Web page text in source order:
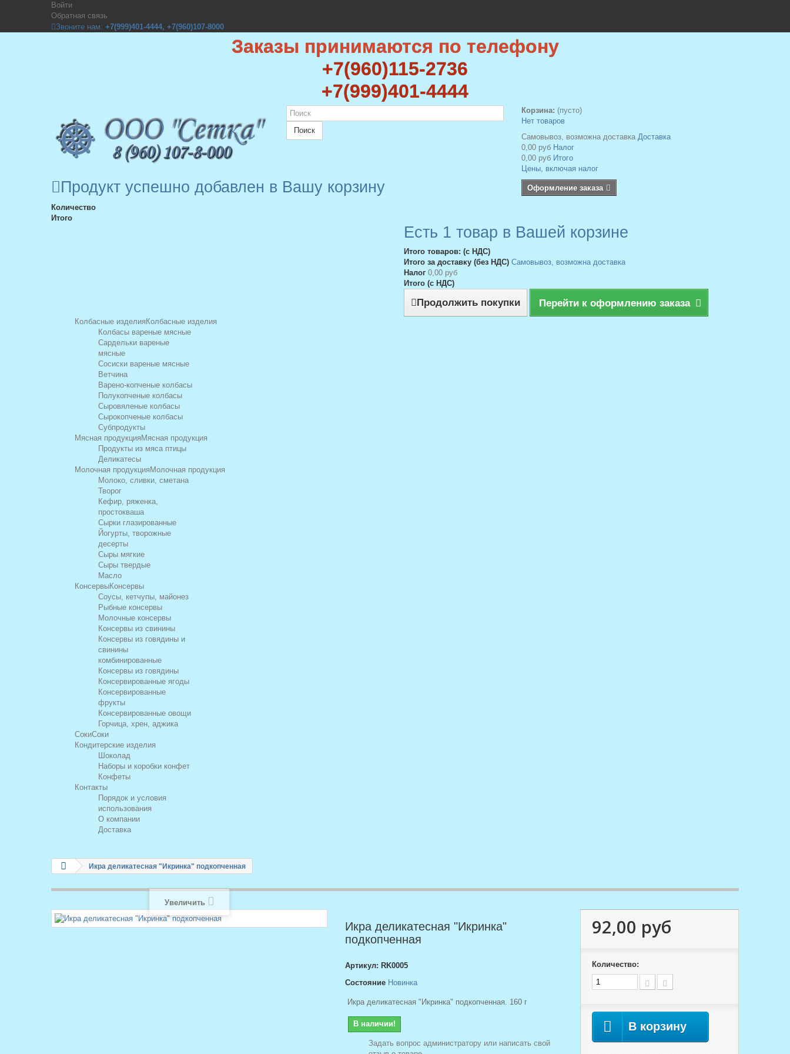
Войти
Обратная связь
Звоните нам: +7(999)401-4444, +7(960)107-8000
Заказы принимаются по телефону
+7(960)115-2736
+7(999)401-4444
Поиск
Корзина: (пусто)
Нет товаров
Самовывоз, возможна доставкаДоставка
0,00 руб Налог
0,00 руб Итого
Цены, включая налог
Оформление заказа
Продукт успешно добавлен в Вашу корзину
Количество
Итого
Есть 1 товар в Вашей корзине
Итого товаров: (с НДС)
Итого за доставку (без НДС) Самовывоз, возможна доставка
Налог 0,00 руб
Итого (с НДС)
Продолжить покупки Перейти к оформлению заказа
Колбасные изделия Колбасные изделия
Колбасы вареные мясные
Сардельки вареные
мясные
Сосиски вареные мясные
Ветчина
Варено-копченые колбасы
Полукопченые колбасы
Сыровяленые колбасы
Сырокопченые колбасы
Субпродукты
Мясная продукция Мясная продукция
Продукты из мяса птицы
Деликатесы
Молочная продукция Молочная продукция
Молоко, сливки, сметана
Творог
Кефир, ряженка,
простокваша
Сырки глазированные
Йогурты, творожные
десерты
Сыры мягкие
Сыры твердые
Масло
КонсервыКонсервы
Соусы, кетчупы, майонез
Рыбные консервы
Молочные консервы
Консервы из свинины
Консервы из говядины и
свинины
комбинированные
Консервы из говядины
Консервированные ягоды
Консервированные
фрукты
Консервированные овощи
Горчица, хрен, аджика
СокиСоки
Кондитерские изделия
Шоколад
Наборы и коробки конфет
Конфеты
Контакты
Порядок и условия
использования
О компании
Доставка
Икра деликатесная "Икринка" подкопченная
Увеличить
Икра деликатесная "Икринка"
подкопченная
Артикул: RK0005
Состояние Новинка
Икра деликатесная "Икринка" подкопченная. 160 г
В наличии!
Задать вопрос администратору или написать свой
92,00 руб
Количество:
В корзину